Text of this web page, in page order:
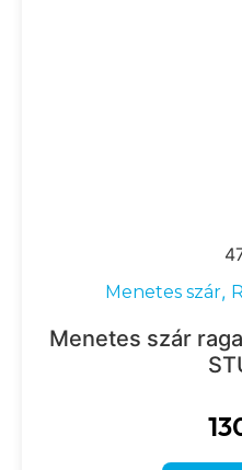
Menetes szár,
Menetes szár